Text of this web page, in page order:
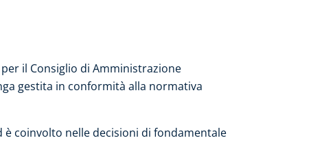
il Consiglio di Amministrazione
gestita in conformità alla normativa
coinvolto nelle decisioni di fondamentale